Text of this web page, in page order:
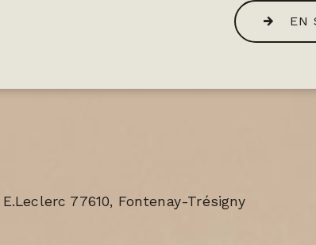
EN
77610, Fontenay-Trésigny